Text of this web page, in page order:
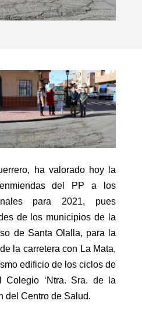
ha valorado hoy la
del PP a los
para 2021, pues
de los municipios de la
de Santa Olalla, para la
la carretera con La Mata,
edificio de los ciclos de
Colegio ‘Ntra. Sra. de la
del Centro de Salud.